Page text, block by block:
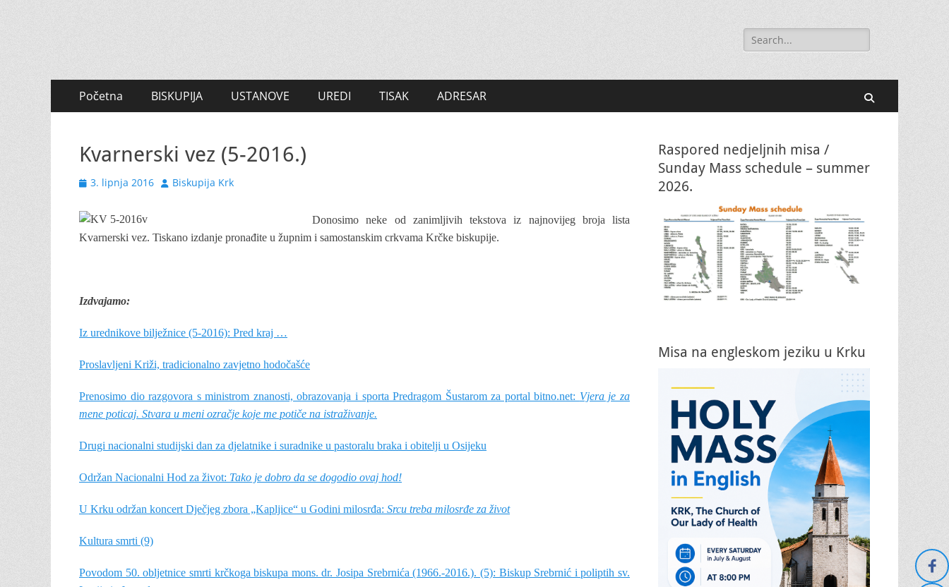
Search
for:
Primary
Menu
Početna BISKUPIJA USTANOVE UREDI TISAK ADRESAR
Kvarnerski vez (5-2016.)
Posted
3. lipnja 2016 Author
Biskupija Krk
Donosimo neke od zanimljivih tekstova iz najnovijeg broja lista
Kvarnerski vez. Tiskano izdanje pronađite u župnim i samostanskim crkvama Krčke biskupije.
Izdvajamo:
Iz urednikove bilježnice (5-2016): Pred kraj …
Proslavljeni Križi, tradicionalno zavjetno hodočašće
Prenosimo dio razgovora s ministrom znanosti, obrazovanja i sporta Predragom Šustarom za portal bitno.net: Vjera je za
mene poticaj. Stvara u meni ozračje koje me potiče na istraživanje.
Drugi nacionalni studijski dan za djelatnike i suradnike u pastoralu braka i obitelji u Osijeku
Održan Nacionalni Hod za život: Tako je dobro da se dogodio ovaj hod!
U Krku održan koncert Dječjeg zbora „Kapljice“ u Godini milosrđa: Srcu treba milosrđe za život
Kultura smrti (9)
Povodom 50. obljetnice smrti krčkoga biskupa mons. dr. Josipa Srebrnića (1966.-2016.). (5): Biskup Srebrnić i poliptih sv.
Raspored nedjeljnih misa /
Sunday Mass schedule – summer
2026.
Misa na engleskom jeziku u Krku